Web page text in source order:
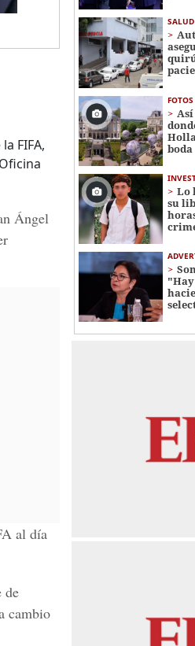
FIFA,
Ángel
al día
de
cambio
SALUD
FOTOS
boda
Lo
su